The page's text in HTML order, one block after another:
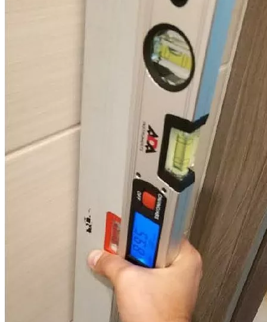
При этом мы предлагаем комплексные услуги юристов и
Обращаясь к нам, вы в первую очередь получаете
консультацию от профильного юриста. Он задаст уточняющие
вопросы, детально проанализирует предоставленные
документы, разработает эффективный план действий для
каждого конкретного случая, оценит возможную сумму
взыскания и представит вам предложение со стоимостью
услуги. При этом мы гибко подходим к порядку оплаты
юридических услуг, предлагая разные пакеты услуг и
варианты оплаты.
Всю работу по ведению дела мы берем на себя: проверка
застройщика, приемка объекта, проведение досудебной
строительной экспертизы, подготовка документов, защита
ваших интересов до поступления денег от застройщика на
ваш счет. Ваше участие в процессе минимально: подписать
договор и передать документы для работы. Мы гарантируем
полную конфиденциальность полученной от вас информации.
Услуги юристов по долевому
строительству и строительных
специалистов
Мы предлагаем комплексные услуги опытных специалистов
по приемке новостроек, строительных экспертов и юристов.
Приемка новостройки специалистом и консультации